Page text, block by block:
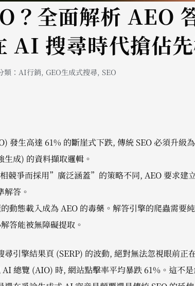
？全面解析 AEO
AI 搜尋時代搶佔
類： AI行銷, GEO生成式搜尋, SEO
發生高達 61% 的斷崖式下跌, 傳統 SEO 必須升級
成) 的資料擷取邏輯。
競爭而採用”廣泛涵蓋”的策略不同, AEO 要求建
解答。
動態載入成為 AEO 的毒藥。解答引擎的爬蟲需要
答能被無障礙提取。
引擎結果頁 (SERP) 的波動, 絕對無法忽視眼前正
總覽 (AIO) 時, 網站點擊率平均暴跌 61%。這不